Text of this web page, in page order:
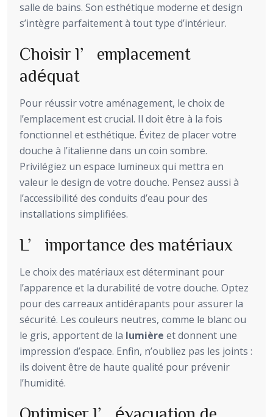
salle de bains. Son esthétique moderne et design
s’intègre parfaitement à tout type d’intérieur.
Choisir l’emplacement
adéquat
Pour réussir votre aménagement, le choix de
l’emplacement est crucial. Il doit être à la fois
fonctionnel et esthétique. Évitez de placer votre
douche à l’italienne dans un coin sombre.
Privilégiez un espace lumineux qui mettra en
valeur le design de votre douche. Pensez aussi à
l’accessibilité des conduits d’eau pour des
installations simplifiées.
L’importance des matériaux
Le choix des matériaux est déterminant pour
l’apparence et la durabilité de votre douche. Optez
pour des carreaux antidérapants pour assurer la
sécurité. Les couleurs neutres, comme le blanc ou
le gris, apportent de la lumière et donnent une
impression d’espace. Enfin, n’oubliez pas les joints :
ils doivent être de haute qualité pour prévenir
l’humidité.
Optimiser l’évacuation de